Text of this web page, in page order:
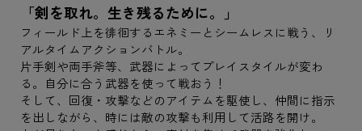
「剣を取れ。生き残るために。」
フィールド上を徘徊するエネミーとシームレスに戦う、リ
アルタイムアクションバトル。
片手剣や両手斧等、武器によってプレイスタイルが変わ
る。自分に合う武器を使って戦おう！
そして、回復・攻撃などのアイテムを駆使し、仲間に指示
を出しながら、時には敵の攻撃も利用して活路を開け。